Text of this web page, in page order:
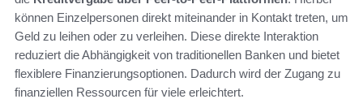
können Einzelpersonen direkt miteinander in Kontakt treten, um
Geld zu leihen oder zu verleihen. Diese direkte Interaktion
reduziert die Abhängigkeit von traditionellen Banken und bietet
flexiblere Finanzierungsoptionen. Dadurch wird der Zugang zu
finanziellen Ressourcen für viele erleichtert.